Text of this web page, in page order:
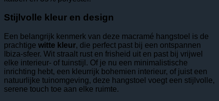
Stijlvolle kleur en design
Een belangrijk kenmerk van deze macramé hangstoel is de
prachtige witte kleur, die perfect past bij een ontspannen
Ibiza-sfeer. Wit straalt rust en frisheid uit en past bij vrijwel
elke interieur- of tuinstijl. Of je nu een minimalistische
inrichting hebt, een kleurrijk bohemien interieur, of juist een
natuurlijke tuinomgeving, deze hangstoel voegt een stijlvolle,
serene touch toe aan elke ruimte.